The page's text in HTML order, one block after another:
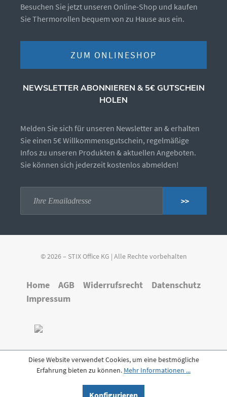
Besuchen Sie jetzt unseren Online-Shop und kaufen
Sie Thermorollen bequem von zu Hause aus ein.
ZUM ONLINESHOP
NEWSLETTER ABONNIEREN & 5€ GUTSCHEIN
HOLEN
Melden Sie sich für unseren Newsletter an & erhalten
Sie einen 5€ Willkommensgutschein, regelmäßige
Infos zu unseren Produkten & aktuellen Angeboten.
Sie können sich jederzeit kostenlos abmelden!
>>
© 2026 – STIX Office KG | Alle Rechte vorbehalten
Home AGB Widerrufsrecht
Datenschutz
Impressum
Diese Website verwendet Cookies, um eine bestmögliche
Erfahrung bieten zu können. Mehr Informationen ...
Konfigurieren